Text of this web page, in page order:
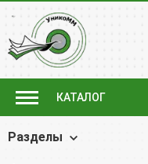
КАТАЛОГ
Разделы